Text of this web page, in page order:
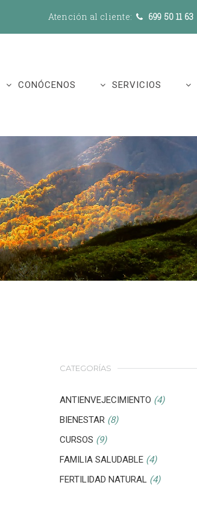
Atención al cliente: 699 50 11 63
CONÓCENOS SERVICIOS
CATEGORÍAS
ANTIENVEJECIMIENTO (4)
BIENESTAR (8)
CURSOS (9)
FAMILIA SALUDABLE (4)
FERTILIDAD NATURAL (4)